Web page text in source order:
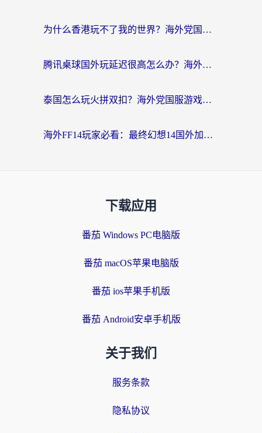
为什么香港玩不了我的世界？海外党国服游戏加速终极解决方案
腾讯桌球国外玩延迟很高怎么办？海外党亲测有效的国服游戏加速指南
泰国怎么玩火拼双扣？海外党国服游戏加速终极指南（附暗区突围植物大战僵尸实测）
海外FF14玩家必看：最终幻想14国外加速器下载安装全攻略+卡顿解决秘籍
下载应用
番茄 Windows PC电脑版
番茄 macOS苹果电脑版
番茄 ios苹果手机版
番茄 Android安卓手机版
关于我们
服务条款
隐私协议